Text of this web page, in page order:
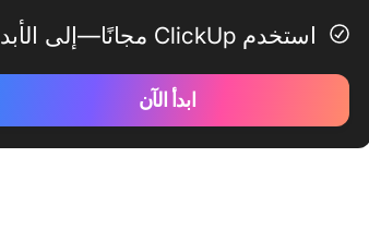
استخدم ClickUp مجانًا—إلى الأبد
ابدأ الآن